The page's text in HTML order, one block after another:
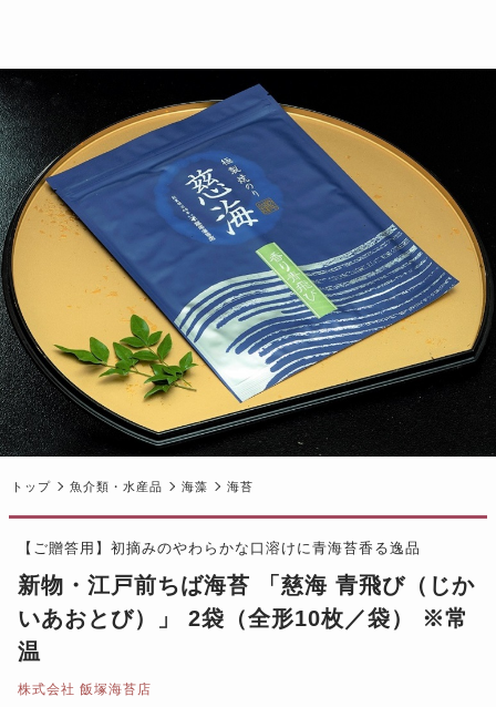
トップ 魚介類・水産品 海藻 海苔
【ご贈答用】初摘みのやわらかな口溶けに青海苔香る逸品
新物・江戸前ちば海苔 「慈海 青飛び（じか
いあおとび）」 2袋（全形10枚／袋） ※常
温
株式会社 飯塚海苔店